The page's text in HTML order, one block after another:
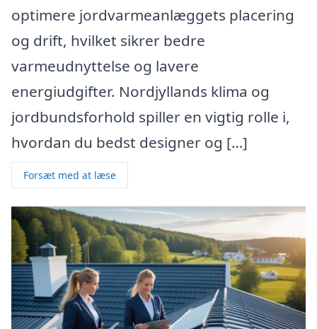
optimere jordvarmeanlæggets placering
og drift, hvilket sikrer bedre
varmeudnyttelse og lavere
energiudgifter. Nordjyllands klima og
jordbundsforhold spiller en vigtig rolle i,
hvordan du bedst designer og […]
Forsæt med at læse